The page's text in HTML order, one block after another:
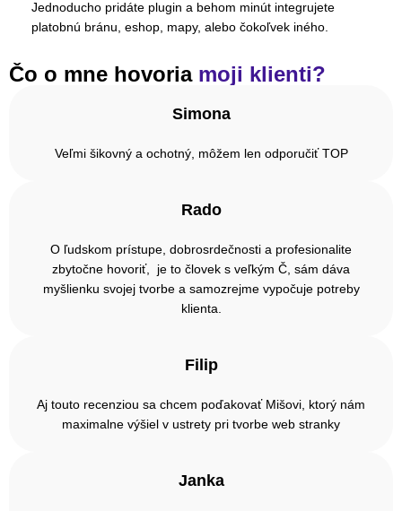
Jednoducho pridáte plugin a behom minút integrujete
platobnú bránu, eshop, mapy, alebo čokoľvek iného.
Čo o mne hovoriamoji klienti?
Simona
Veľmi šikovný a ochotný, môžem len odporučiť TOP
Rado
O ľudskom prístupe, dobrosrdečnosti a profesionalite
zbytočne hovoriť, je to človek s veľkým Č, sám dáva
myšlienku svojej tvorbe a samozrejme vypočuje potreby
klienta.
Filip
Aj touto recenziou sa chcem poďakovať Mišovi, ktorý nám
maximalne výšiel v ustrety pri tvorbe web stranky
Janka